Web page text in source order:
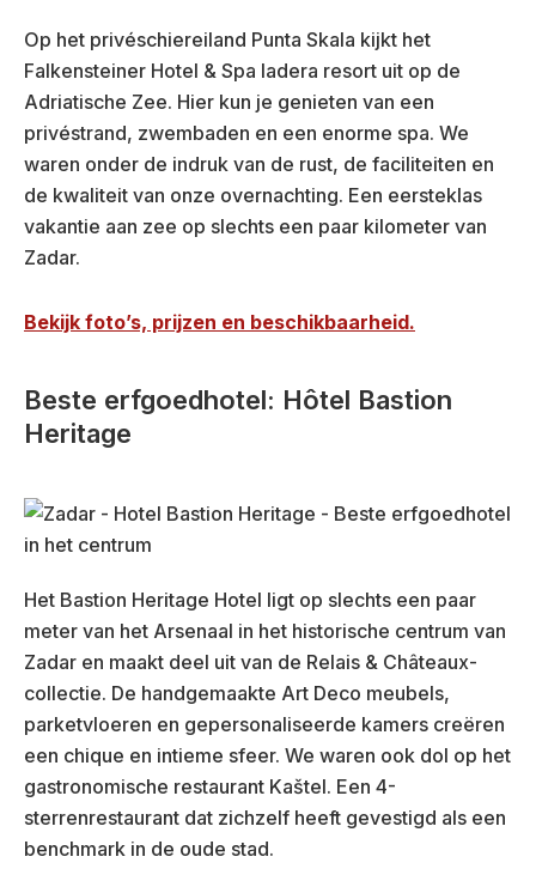
Op het privéschiereiland Punta Skala kijkt het
Falkensteiner Hotel & Spa Iadera resort uit op de
Adriatische Zee. Hier kun je genieten van een
privéstrand, zwembaden en een enorme spa. We
waren onder de indruk van de rust, de faciliteiten en
de kwaliteit van onze overnachting. Een eersteklas
vakantie aan zee op slechts een paar kilometer van
Zadar.
Bekijk foto’s, prijzen en beschikbaarheid.
Beste erfgoedhotel: Hôtel Bastion
Heritage
Het Bastion Heritage Hotel ligt op slechts een paar
meter van het Arsenaal in het historische centrum van
Zadar en maakt deel uit van de Relais & Châteaux-
collectie. De handgemaakte Art Deco meubels,
parketvloeren en gepersonaliseerde kamers creëren
een chique en intieme sfeer. We waren ook dol op het
gastronomische restaurant Kaštel. Een 4-
sterrenrestaurant dat zichzelf heeft gevestigd als een
benchmark in de oude stad.